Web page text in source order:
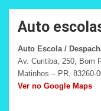
Auto
Auto Escola /
Av. Curitiba, 250, Bom
Matinhos – PR, 83260-
Ver no Google Maps